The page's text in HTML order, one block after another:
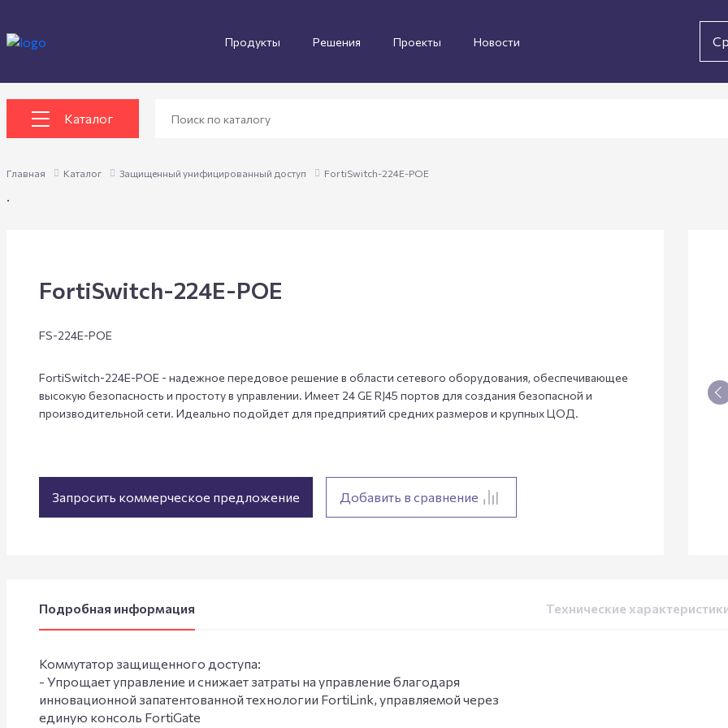
Продукты Решения Проекты Новости
Каталог
Главная Каталог Защищенный унифицированный доступ FortiSwitch-224E-POE
.
FortiSwitch-224E-POE
FS-224E-POE
FortiSwitch-224E-POE - надежное передовое решение в области сетевого оборудования, обеспечивающее
высокую безопасность и простоту в управлении. Имеет 24 GE RJ45 портов для создания безопасной и
производительной сети. Идеально подойдет для предприятий средних размеров и крупных ЦОД.
Запросить коммерческое предложение Добавить в сравнение
Подробная информация Технические
Коммутатор защищенного доступа:
- Упрощает управление и снижает затраты на управление благодаря
инновационной запатентованной технологии FortiLink, управляемой через
единую консоль FortiGate